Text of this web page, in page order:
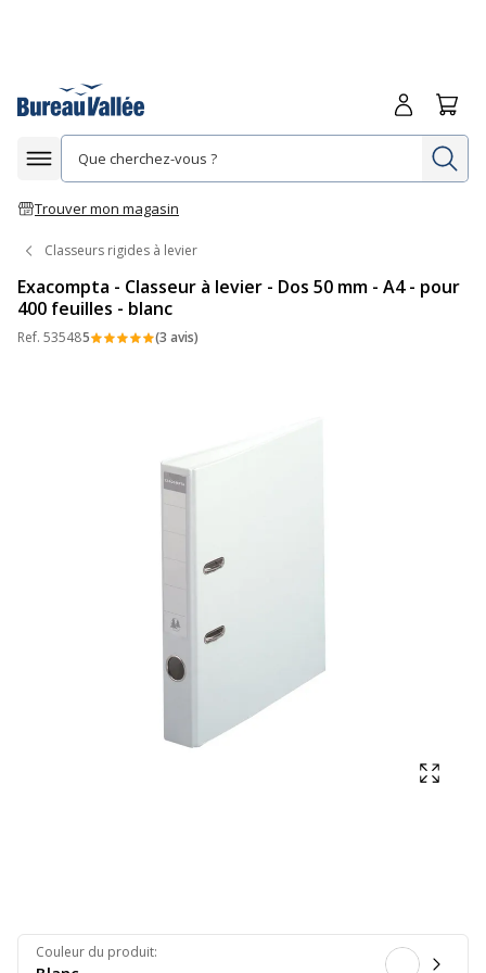
Afficher la navigation
Trouver mon magasin
Me
Classeurs rigides à levier
Exacompta - Classeur à levier - Dos 50 mm - A4 - pour
400 feuilles - blanc
Ref. 535485 (3 avis)
Couleur du produit: